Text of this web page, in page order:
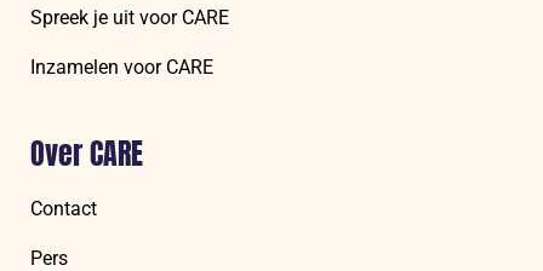
Spreek je uit voor CARE
Inzamelen voor CARE
Over CARE
Contact
Pers